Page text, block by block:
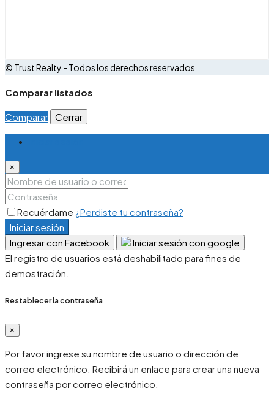
© Trust Realty - Todos los derechos reservados
Comparar listados
Comparar Cerrar
×
Recuérdame ¿Perdiste tu contraseña?
Iniciar sesión
Ingresar con Facebook
Iniciar sesión con google
El registro de usuarios está deshabilitado para fines de
demostración.
Restablecer la contraseña
×
Por favor ingrese su nombre de usuario o dirección de
correo electrónico. Recibirá un enlace para crear una nueva
contraseña por correo electrónico.